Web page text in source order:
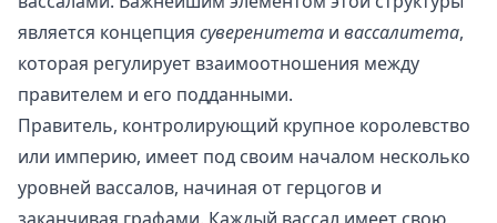
является концепция суверенитета и вассалитета,
которая регулирует взаимоотношения между
правителем и его подданными.
Правитель, контролирующий крупное королевство
или империю, имеет под своим началом несколько
уровней вассалов, начиная от герцогов и